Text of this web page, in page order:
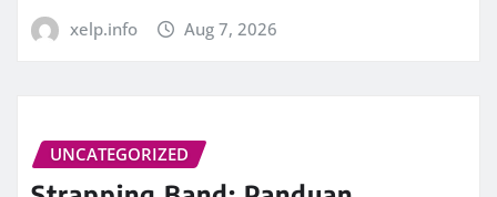
xelp.info Aug 7, 2026
UNCATEGORIZED